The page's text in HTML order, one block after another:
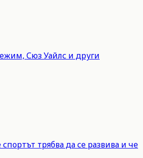
Сюз Уайлс и други
трябва да се развива и че